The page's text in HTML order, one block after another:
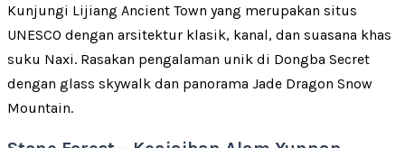
Kunjungi Lijiang Ancient Town yang merupakan situs
UNESCO dengan arsitektur klasik, kanal, dan suasana khas
suku Naxi. Rasakan pengalaman unik di Dongba Secret
dengan glass skywalk dan panorama Jade Dragon Snow
Mountain.